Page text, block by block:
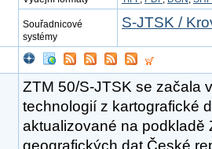
Souřadnicové
systémy
S-JTSK /
ZTM 50/S-JTSK se začala
technologií z kartografické
aktualizované na podkladě
geografických dat České